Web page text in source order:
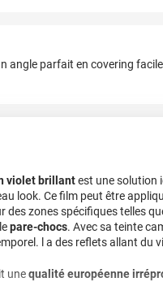
angle parfait en covering
violet brillantest une solution
look. Ce film peut être
des zones spécifiques telles
pare-chocs. Avec sa teinte
l a des reflets allant du
unequalité européenne